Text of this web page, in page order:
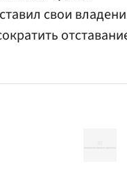
свои